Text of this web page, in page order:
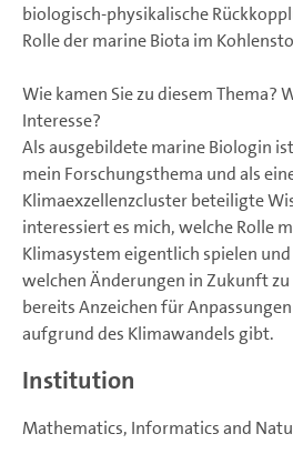
biologisch-physikalische
Rolle der marine Biota im
Wie kamen Sie zu diesem Thema?
Interesse?
Als ausgebildete marine Biologin
mein Forschungsthema und als
Klimaexzellenzcluster beteiligte
interessiert es mich, welche Rolle
Klimasystem eigentlich spielen
welchen Änderungen in Zukunft zu
bereits Anzeichen für
aufgrund des Klimawandels gibt.
Institution
Mathematics, Informatics and